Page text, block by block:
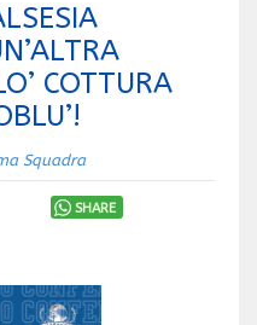
COTTURA
Squadra
SHARE